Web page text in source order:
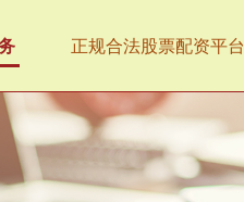
正规合法股票配资平台